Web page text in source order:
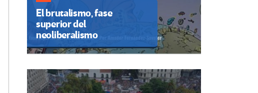
El brutalismo, fase
superior del
neoliberalismo